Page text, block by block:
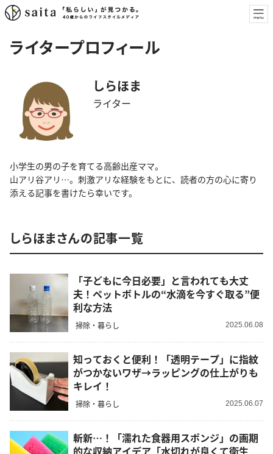
ライタープロフィール
しらほま
ライター
小学生の男の子を育てる高齢出産ママ。
山アリ谷アリ…。刺激アリな経験をもとに、読者の方の心に寄り
添える記事を書けたら幸いです。
しらほまさんの記事一覧
「子どもに今日必要」と言われても大丈
夫！ペットボトルの“水滴を今すぐ取る”便
利な方法
掃除・暮らし 2025.06.08
知っておくと便利！「透明テープ」に指紋
がつかないワザ→ラッピングの仕上がりも
キレイ！
掃除・暮らし 2025.06.07
斬新…！「濡れた食器用スポンジ」の画期